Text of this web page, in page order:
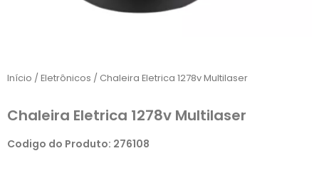
Início / Eletrônicos / Chaleira Eletrica 1278v Multilaser
Chaleira Eletrica 1278v Multilaser
Codigo do Produto: 276108